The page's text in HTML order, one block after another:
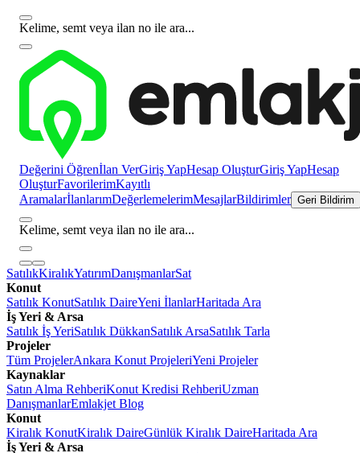
Kelime, semt veya ilan no ile ara...
Değerini Öğrenİlan VerGiriş YapHesap OluşturGiriş YapHesap
OluşturFavorilerimKayıtlı
AramalarİlanlarımDeğerlemelerimMesajlarBildirimler Geri Bildirim
Kelime, semt veya ilan no ile ara...
SatılıkKiralıkYatırımDanışmanlarSat
Konut
Satılık KonutSatılık DaireYeni İlanlarHaritada Ara
İş Yeri & Arsa
Satılık İş YeriSatılık DükkanSatılık ArsaSatılık Tarla
Projeler
Tüm ProjelerAnkara Konut ProjeleriYeni Projeler
Kaynaklar
Satın Alma RehberiKonut Kredisi RehberiUzman
DanışmanlarEmlakjet Blog
Konut
Kiralık KonutKiralık DaireGünlük Kiralık DaireHaritada Ara
İş Yeri & Arsa